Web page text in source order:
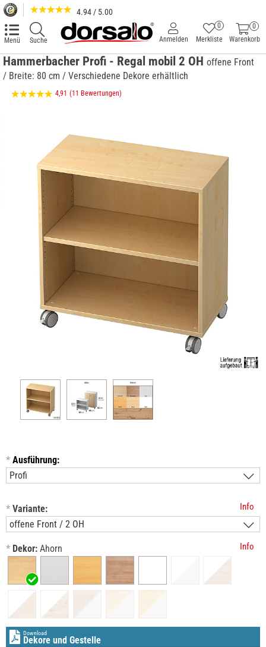
4.94 / 5.00
Menü Suche
0
Warenkorb
Merkliste
0
Anmelden
Hammerbacher Profi - Regal mobil 2 OH offene Front
/ Breite: 80 cm / Verschiedene Dekore erhältlich
4,91 (11 Bewertungen)
* Ausführung:
* Variante: Info
* Dekor: Ahorn Info
Download
Dekore und Gestelle